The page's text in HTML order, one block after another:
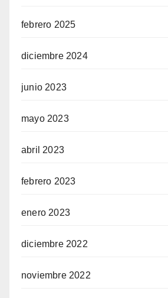
febrero 2025
diciembre 2024
junio 2023
mayo 2023
abril 2023
febrero 2023
enero 2023
diciembre 2022
noviembre 2022